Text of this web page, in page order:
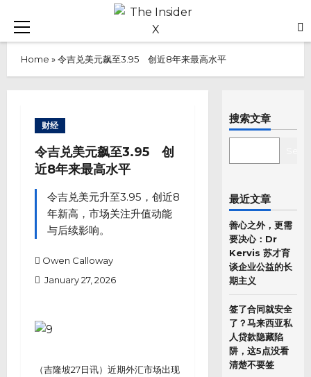
content
Primary
Home »令吉兑美元飙至3.95 创近8年来最高水平
财经
令吉兑美元飙至3.95 创
近8年来最高水平
令吉兑美元升至3.95，创近8
年新高，市场关注升值动能
与后续影响。
Owen Calloway
January 27, 2026
（吉隆坡27日讯）近期外汇市场出现
搜索文章
最近文章
善心之外，更需
要决心：Dr
Kervis 苏才育
谈企业公益的长
期主义
签了合同就安全
了？马来西亚私
人贷款隐藏陷
阱，这5点没看
清楚不要签